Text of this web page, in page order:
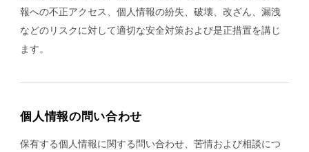
報への不正アクセス、個人情報の紛失、破壊、改ざん、漏洩
などのリスクに対して適切な安全対策および是正措置を講じ
ます。
個人情報の問い合わせ
保有する個人情報に関する問い合わせ、苦情および相談につ
事業内容